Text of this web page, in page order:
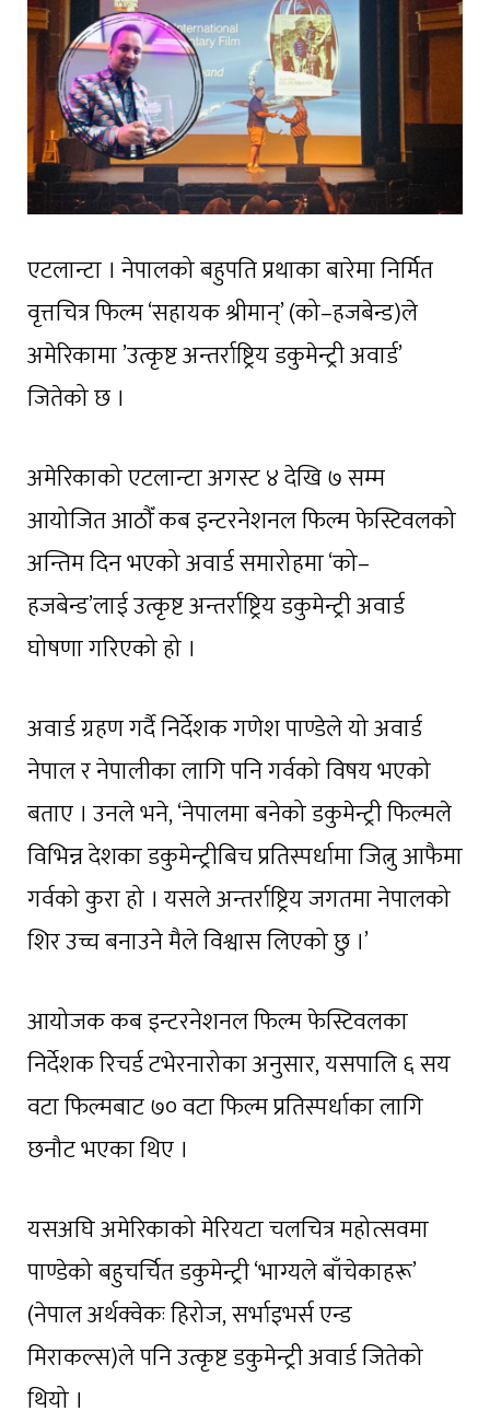
एटलान्टा । नेपालको बहुपति प्रथाका बारेमा निर्मित
वृत्तचित्र फिल्म ‘सहायक श्रीमान्’ (को–हजबेन्ड)ले
अमेरिकामा ’उत्कृष्ट अन्तर्राष्ट्रिय डकुमेन्ट्री अवार्ड’
जितेको छ ।
अमेरिकाको एटलान्टा अगस्ट ४ देखि ७ सम्म
आयोजित आठौँ कब इन्टरनेशनल फिल्म फेस्टिवलको
अन्तिम दिन भएको अवार्ड समारोहमा ‘को–
हजबेन्ड’लाई उत्कृष्ट अन्तर्राष्ट्रिय डकुमेन्ट्री अवार्ड
घोषणा गरिएको हो ।
अवार्ड ग्रहण गर्दै निर्देशक गणेश पाण्डेले यो अवार्ड
नेपाल र नेपालीका लागि पनि गर्वको विषय भएको
बताए । उनले भने, ‘नेपालमा बनेको डकुमेन्ट्री फिल्मले
विभिन्न देशका डकुमेन्ट्रीबिच प्रतिस्पर्धामा जित्नु आफैमा
गर्वको कुरा हो । यसले अन्तर्राष्ट्रिय जगतमा नेपालको
शिर उच्च बनाउने मैले विश्वास लिएको छु ।’
आयोजक कब इन्टरनेशनल फिल्म फेस्टिवलका
निर्देशक रिचर्ड टभेरनारोका अनुसार, यसपालि ६ सय
वटा फिल्मबाट ७० वटा फिल्म प्रतिस्पर्धाका लागि
छनौट भएका थिए ।
यसअघि अमेरिकाको मेरियटा चलचित्र महोत्सवमा
पाण्डेको बहुचर्चित डकुमेन्ट्री ‘भाग्यले बाँचेकाहरू’
(नेपाल अर्थक्वेकः हिरोज, सर्भाइभर्स एन्ड
मिराकल्स)ले पनि उत्कृष्ट डकुमेन्ट्री अवार्ड जितेको
थियो ।